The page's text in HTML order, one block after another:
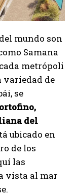
mundo son
Samana
metrópoli
variedad de
se
del
ubicado en
de los
las
vista al mar